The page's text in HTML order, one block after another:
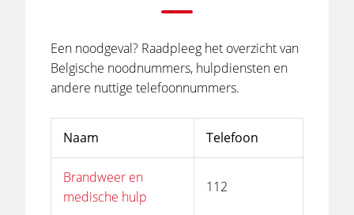
Een noodgeval? Raadpleeg het overzicht van
Belgische noodnummers, hulpdiensten en
andere nuttige telefoonnummers.
Naam Telefoon
Brandweer en
medische hulp
112